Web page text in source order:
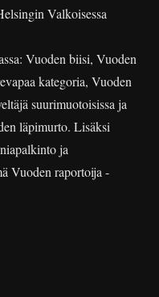
Valkoisessa
Vuoden biisi, Vuoden
kategoria, Vuoden
suurimuotoisissa ja
läpimurto. Lisäksi
ja
Vuoden raportoija -